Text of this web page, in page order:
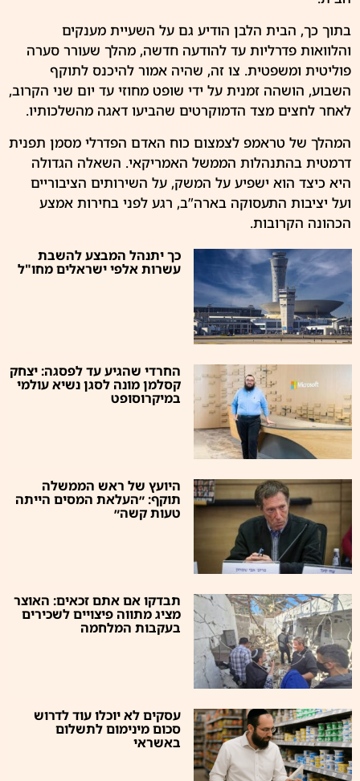
בתוך כך, הבית הלבן הודיע גם על השעיית מענקים
והלוואות פדרליות עד להודעה חדשה, מהלך שעורר סערה
פוליטית ומשפטית. צו זה, שהיה אמור להיכנס לתוקף
השבוע, הושהה זמנית על ידי שופט מחוזי עד יום שני הקרוב,
לאחר לחצים מצד הדמוקרטים שהביעו דאגה מהשלכותיו.
המהלך של טראמפ לצמצום כוח האדם הפדרלי מסמן תפנית
דרמטית בהתנהלות הממשל האמריקאי. השאלה הגדולה
היא כיצד הוא ישפיע על המשק, על השירותים הציבוריים
ועל יציבות התעסוקה בארה”ב, רגע לפני בחירות אמצע
הכהונה הקרובות.
כך יתנהל המבצע להשבת
עשרות אלפי ישראלים מחו"ל
החרדי שהגיע עד לפסגה: יצחק
קסלמן מונה לסגן נשיא עולמי
במיקרוסופט
היועץ של ראש הממשלה
תוקף: ״העלאת המסים הייתה
טעות קשה״
תבדקו אם אתם זכאים: האוצר
מציג מתווה פיצויים לשכירים
בעקבות המלחמה
עסקים לא יוכלו עוד לדרוש
סכום מינימום לתשלום
באשראי